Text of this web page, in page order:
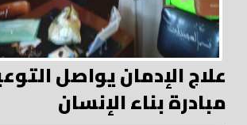
علاج الإدمان يواصل
مبادرة بناء الإنسان